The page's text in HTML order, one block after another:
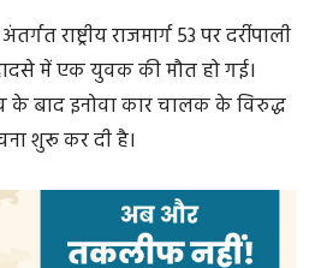
राष्ट्रीय राजमार्ग 53 पर दर्रीपाली
में एक युवक की मौत हो गई।
के बाद इनोवा कार चालक के विरुद्ध
शुरू कर दी है।